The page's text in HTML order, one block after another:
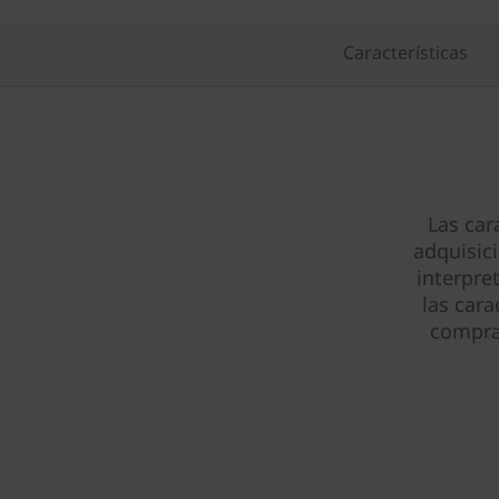
Características
Las
las